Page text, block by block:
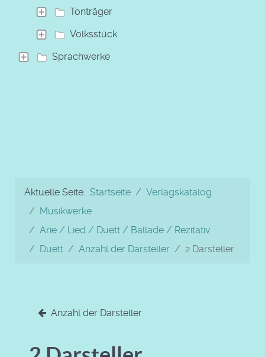
Tonträger
Volksstück
Sprachwerke
Aktuelle Seite: Startseite
Verlagskatalog
Musikwerke
Arie / Lied / Duett / Ballade / Rezitativ
Duett
Anzahl der Darsteller 2 Darsteller
Anzahl der Darsteller